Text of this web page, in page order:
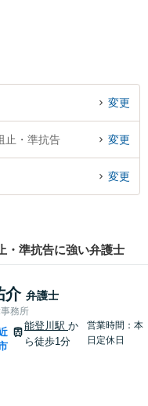
変更
止・準抗告 変更
変更
・準抗告に強い弁護士
介 弁護士
務所
能登川駅か
ら徒歩1分
営業時間：本
日定休日